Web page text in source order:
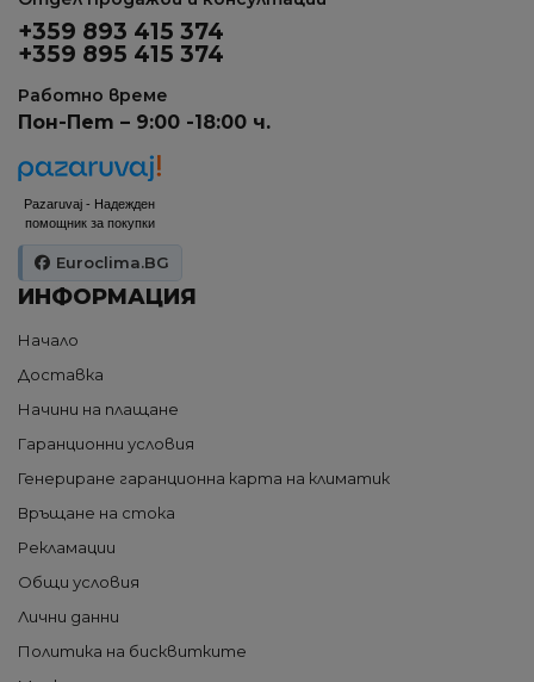
+359 893 415 374
+359 895 415 374
Работно време
Пон-Пет – 9:00 -18:00 ч.
Pazaruvaj - Надежден
помощник за покупки
Euroclima.BG
ИНФОРМАЦИЯ
Начало
Доставка
Начини на плащане
Гаранционни условия
Генериране гаранционна карта на климатик
Връщане на стока
Рекламации
Общи условия
Лични данни
Политика на бисквитките